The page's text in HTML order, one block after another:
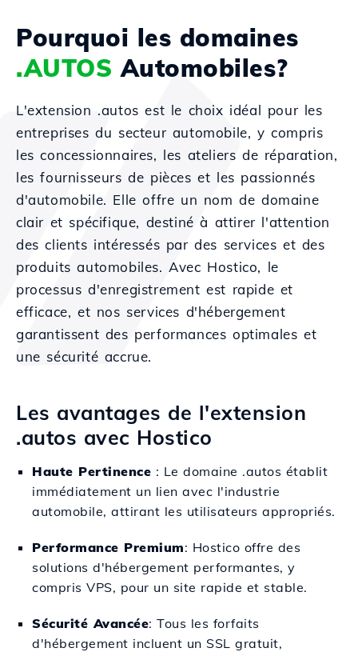
Pourquoi les domaines
.AUTOS Automobiles?
L'extension .autos est le choix idéal pour les
entreprises du secteur automobile, y compris
les concessionnaires, les ateliers de réparation,
les fournisseurs de pièces et les passionnés
d'automobile. Elle offre un nom de domaine
clair et spécifique, destiné à attirer l'attention
des clients intéressés par des services et des
produits automobiles. Avec Hostico, le
processus d'enregistrement est rapide et
efficace, et nos services d'hébergement
garantissent des performances optimales et
une sécurité accrue.
Les avantages de l'extension
.autos avec Hostico
Haute Pertinence : Le domaine .autos établit
immédiatement un lien avec l'industrie
automobile, attirant les utilisateurs appropriés.
Performance Premium: Hostico offre des
solutions d'hébergement performantes, y
compris VPS, pour un site rapide et stable.
Sécurité Avancée: Tous les forfaits
d'hébergement incluent un SSL gratuit,